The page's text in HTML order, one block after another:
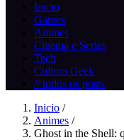
Inicio
Games
Animes
Cinema e Series
Tech
Cultura Geek
// todos os posts
Inicio /
Animes /
Ghost in the Shell: